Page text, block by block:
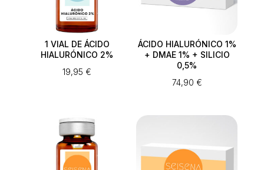
1 VIAL DE ÁCIDO
HIALURÓNICO 2%
19,95 €
ÁCIDO HIALURÓNICO 1%
+ DMAE 1% + SILICIO
0,5%
74,90 €